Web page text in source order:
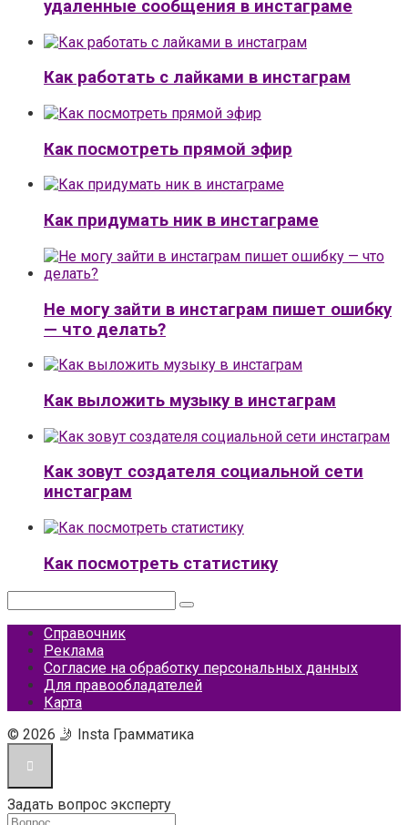
удаленные сообщения в инстаграме
Как работать с лайками в инстаграм
Как посмотреть прямой эфир
Как придумать ник в инстаграме
Не могу зайти в инстаграм пишет ошибку
— что делать?
Как выложить музыку в инстаграм
Как зовут создателя социальной сети
инстаграм
Как посмотреть статистику
Справочник
Реклама
Согласие на обработку персональных данных
Для правообладателей
Карта
© 2026 🤳 Insta Грамматика
Задать вопрос эксперту